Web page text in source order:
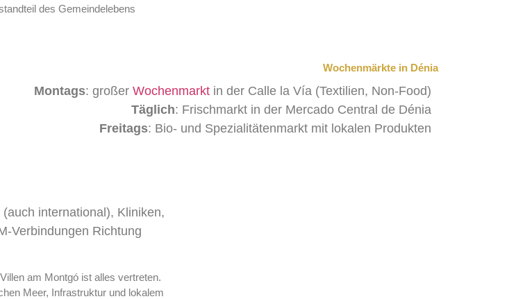
des Gemeindelebens
Wochenmärkte in Dénia
Montags: großer Wochenmarktin der Calle la Vía (Textilien, Non-Food)
Täglich: Frischmarkt in der Mercado Central de Dénia
Freitags: Bio- und Spezialitätenmarkt mit lokalen Produkten
international), Kliniken,
Verbindungen Richtung
am Montgó ist alles vertreten.
Meer, Infrastruktur und lokalem